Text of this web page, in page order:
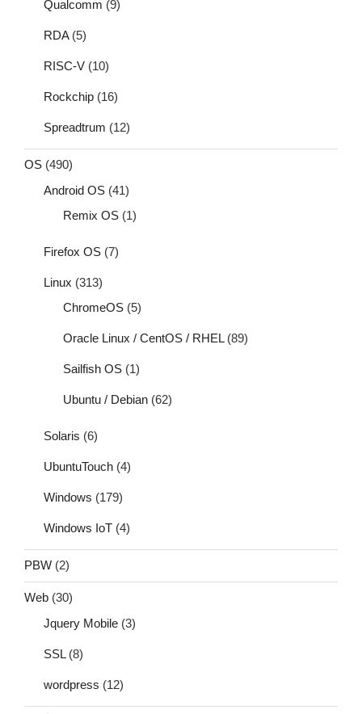
Qualcomm (9)
RDA(5)
RISC-V (10)
Rockchip (16)
Spreadtrum (12)
OS (490)
Android OS (41)
Remix OS (1)
Firefox OS (7)
Linux (313)
ChromeOS (5)
Oracle Linux / CentOS / RHEL(89)
Sailfish OS (1)
Ubuntu / Debian (62)
Solaris (6)
UbuntuTouch (4)
Windows (179)
Windows IoT (4)
PBW (2)
Web (30)
Jquery Mobile (3)
SSL(8)
wordpress (12)